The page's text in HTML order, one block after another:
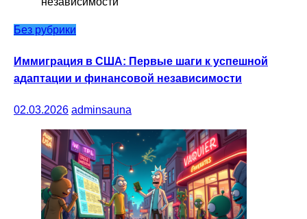
Без рубрики
Иммиграция в США: Первые шаги к успешной
адаптации и финансовой независимости
02.03.2026 adminsauna